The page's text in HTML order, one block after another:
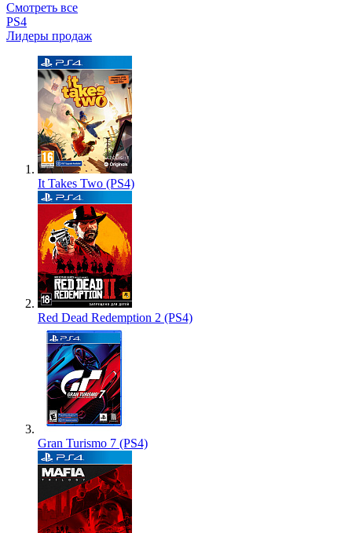
Смотреть все
PS4
Лидеры продаж
It Takes Two (PS4)
Red Dead Redemption 2 (PS4)
Gran Turismo 7 (PS4)